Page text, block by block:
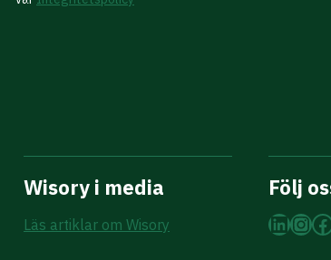
Wisory i media
Läs artiklar om Wisory
Följ